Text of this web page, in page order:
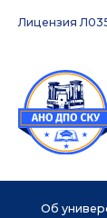
Лицензия
Об